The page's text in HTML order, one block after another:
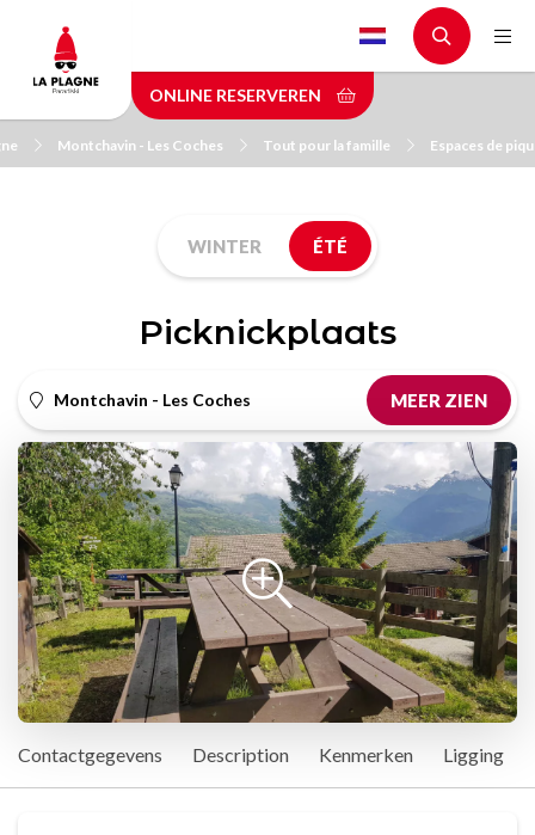
main
content
ONLINE RESERVEREN
Montchavin - Les Coches Tout pour la famille Espaces de
WINTER ÉTÉ
Picknickplaats
Montchavin - Les Coches MEER ZIEN
Contactgegevens Description Kenmerken Ligging